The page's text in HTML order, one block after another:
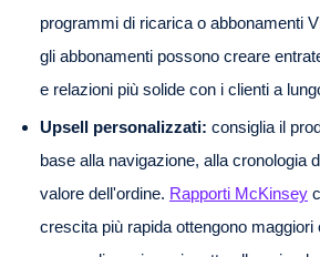
programmi di ricarica o abbonamenti
gli abbonamenti possono creare
e relazioni più solide con i clienti a
Upsell personalizzati: consiglia il
base alla navigazione, alla cronologia
valore dell'ordine. Rapporti McKinsey
crescita più rapida ottengono maggiori